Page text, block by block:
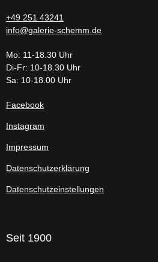
+49 251 43241
info@galerie-schemm.de
Mo: 11-18.30 Uhr
Di-Fr: 10-18.30 Uhr
Sa: 10-18.00 Uhr
Facebook
Instagram
Impressum
Datenschutzerklärung
Datenschutzeinstellungen
Seit 1900